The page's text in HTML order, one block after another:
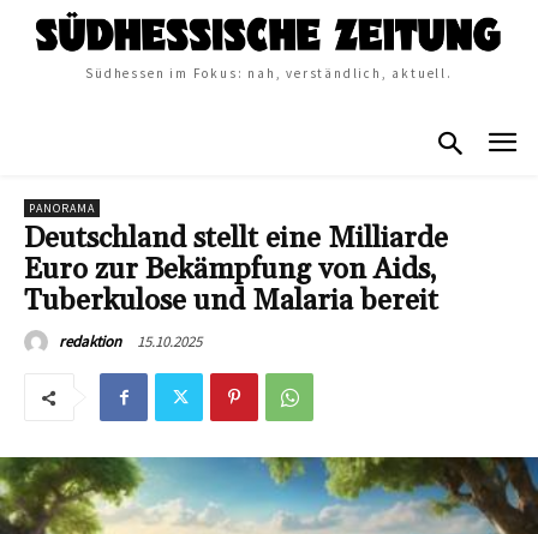
Südhessen im Fokus: nah, verständlich, aktuell.
PANORAMA
Deutschland stellt eine Milliarde
Euro zur Bekämpfung von Aids,
Tuberkulose und Malaria bereit
redaktion 15.10.2025